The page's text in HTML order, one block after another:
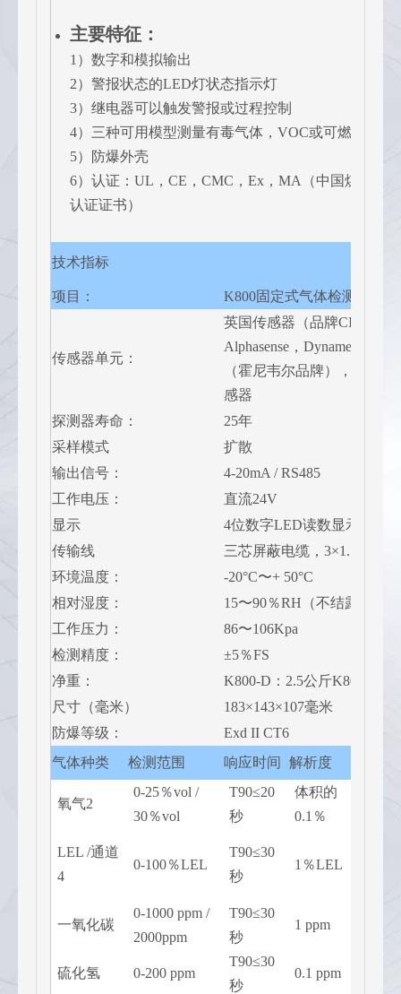
主要特征：
1）数字和模拟输出
2）警报状态的LED灯状态指示灯
3）继电器可以触发警报或过程控制
4）三种可用模型测量有毒气体，VOC或可燃物
5）防爆外壳
6）认证：UL，CE，CMC，Ex，MA（中国煤矿产
认证证书）
技术指标
项目： K800固定式气体检测仪
传感器单元：
英国传感器（品牌CITY，
Alphasense，Dynament等）
（霍尼韦尔品牌），日本和
感器
探测器寿命：
25年
采样模式
扩散
输出信号：
4-20mA / RS485
工作电压：
直流24V
显示
4位数字LED读数显示
传输线
三芯屏蔽电缆，3×1.5mm
环境温度：
-20°C〜+ 50°C
相对湿度：
15〜90％RH（不结露）
工作压力：
86〜106Kpa
检测精度：
±5％FS
净重：
K800-D：2.5公斤K800- N：
尺寸（毫米）
183×143×107毫米
防爆等级：
Exd II CT6
气体种类
检测范围 响应时间 解析度
氧气2
0-25％vol /
30％vol
T90≤20
秒
体积的
0.1％
LEL /通道
4
0-100％LEL
T90≤30
秒
1％LEL
一氧化碳
0-1000 ppm /
2000ppm
T90≤30
秒
1 ppm
硫化氢 0-200 ppm
T90≤30
秒
0.1 ppm